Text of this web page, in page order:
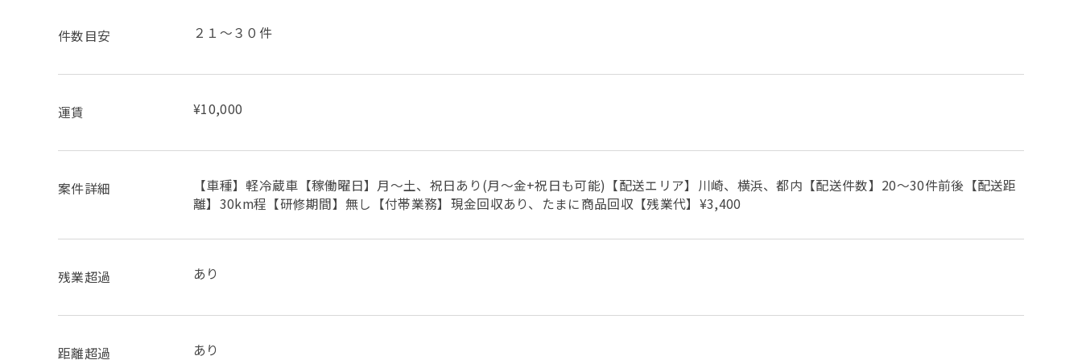
件数目安 ２１～３０件
運賃 ¥10,000
案件詳細
【車種】軽冷蔵車【稼働曜日】月～土、祝日あり(月～金+祝日も可能)【配送エリア】川崎、横浜、都内【配送件数】20～30件前後【配送距
離】30km程【研修期間】無し【付帯業務】現金回収あり、たまに商品回収【残業代】¥3,400
残業超過 あり
距離超過 あり